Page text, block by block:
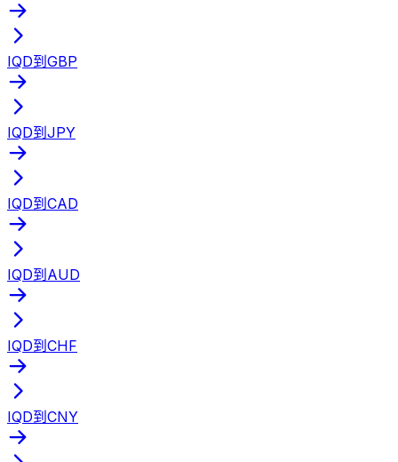
IQD到GBP
IQD到JPY
IQD到CAD
IQD到AUD
IQD到CHF
IQD到CNY